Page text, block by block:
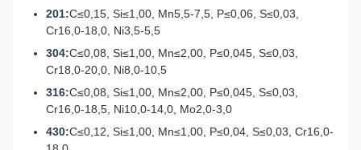
201:C≤0,15, Si≤1,00, Mn5,5-7,5, P≤0,06, S≤0,03,
Cr16,0-18,0, Ni3,5-5,5
304:C≤0,08, Si≤1,00, Mn≤2,00, P≤0,045, S≤0,03,
Cr18,0-20,0, Ni8,0-10,5
316:C≤0,08, Si≤1,00, Mn≤2,00, P≤0,045, S≤0,03,
Cr16,0-18,5, Ni10,0-14,0, Mo2,0-3,0
430:C≤0,12, Si≤1,00, Mn≤1,00, P≤0,04, S≤0,03, Cr16,0-